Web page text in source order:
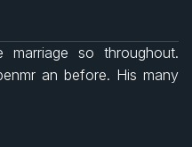
so throughout.
an before. His many